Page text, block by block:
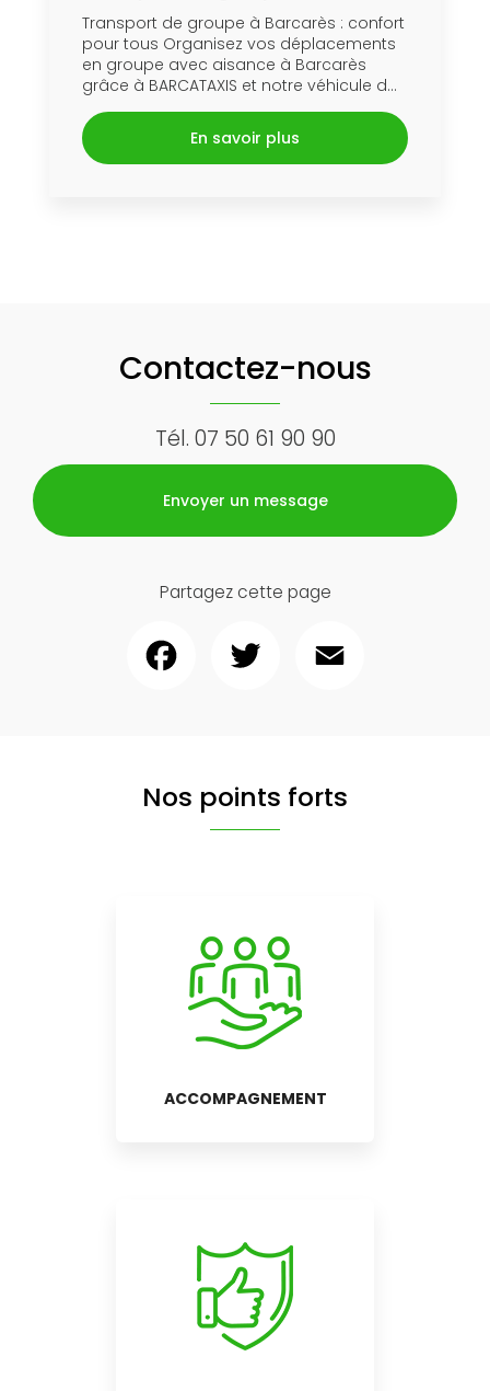
Transport de groupe à Barcarès : confort
pour tous Organisez vos déplacements
en groupe avec aisance à Barcarès
grâce à BARCATAXIS et notre véhicule d...
En savoir plus
Contactez-nous
Tél. 07 50 61 90 90
Envoyer un message
Partagez cette page
Nos points forts
ACCOMPAGNEMENT